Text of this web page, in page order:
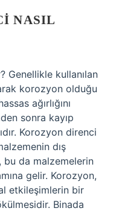
NASIL
Genellikle kullanılan
korozyon olduğu
ağırlığını
sonra kayıp
Korozyon direnci
dış
da malzemelerin
gelir. Korozyon,
etkileşimlerin bir
Binada